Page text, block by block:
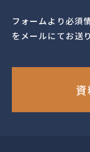
フォームより必須
をメールにてお送